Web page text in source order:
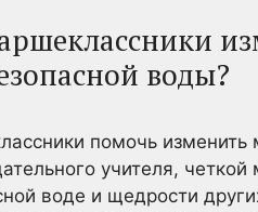
воды?
помочь изменить
учителя,
воде и щедрости